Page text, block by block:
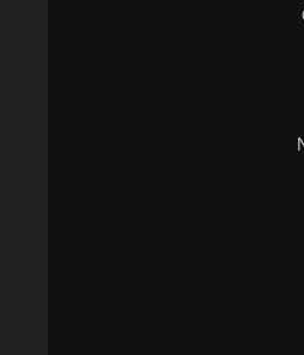
Que
Sou
Não sou
O sol está
Na minha